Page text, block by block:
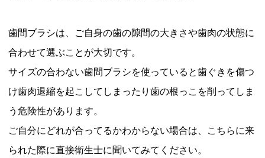
歯間ブラシは、ご自身の歯の隙間の大きさや歯肉の状態に
合わせて選ぶことが大切です。
サイズの合わない歯間ブラシを使っていると歯ぐきを傷つ
け歯肉退縮を起こしてしまったり歯の根っこを削ってしま
う危険性があります。
ご自分にどれが合ってるかわからない場合は、こちらに来
られた際に直接衛生士に聞いてみてください。